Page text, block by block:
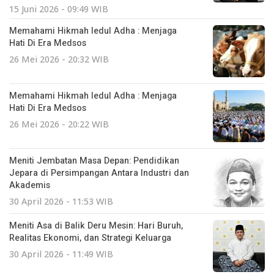
15 Juni 2026 - 09:49 WIB
Memahami Hikmah Iedul Adha : Menjaga
Hati Di Era Medsos
26 Mei 2026 - 20:32 WIB
Memahami Hikmah Iedul Adha : Menjaga
Hati Di Era Medsos
26 Mei 2026 - 20:22 WIB
Meniti Jembatan Masa Depan: Pendidikan
Jepara di Persimpangan Antara Industri dan
Akademis
30 April 2026 - 11:53 WIB
Meniti Asa di Balik Deru Mesin: Hari Buruh,
Realitas Ekonomi, dan Strategi Keluarga
30 April 2026 - 11:49 WIB